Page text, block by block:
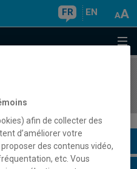
FR EN
afin de collecter des
d’améliorer votre
des contenus vidéo,
etc. Vous